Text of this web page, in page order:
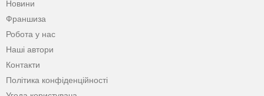
Новини
Франшиза
Робота у нас
Наші автори
Контакти
Політика конфіденційності